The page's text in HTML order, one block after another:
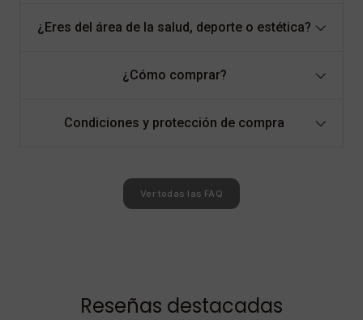
¿Eres del área de la salud, deporte o estética?
¿Cómo comprar?
Condiciones y protección de compra
Ver todas las FAQ
Reseñas destacadas